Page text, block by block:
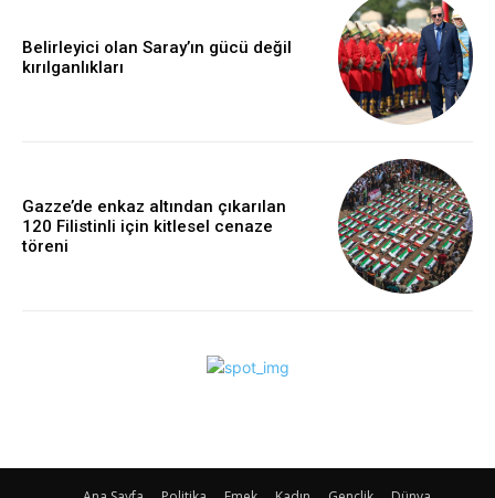
Belirleyici olan Saray’ın gücü değil
kırılganlıkları
Gazze’de enkaz altından çıkarılan
120 Filistinli için kitlesel cenaze
töreni